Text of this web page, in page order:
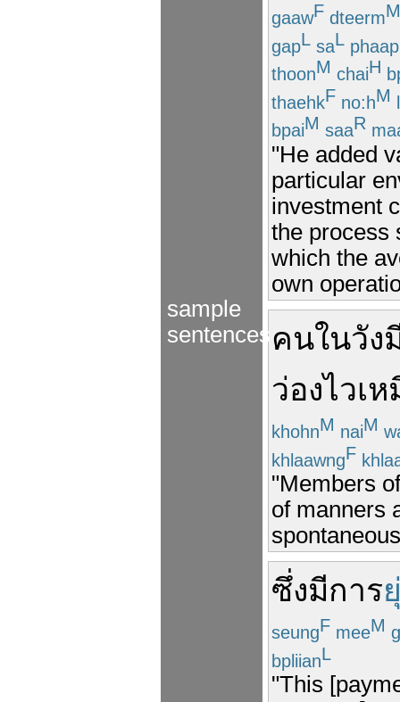
sample
sentences
gaawF dteermM
gapL saL phaap
thoonM chaiH
thaehkF no:hM
bpaiM saaR
"He added
particular
investment
the process
which the
own
คนในวัง
ว่องไวเ
khohnM naiM
khlaawngF
"Members
of manners
ซึ่งมีการ
seungF meeM
bpliianL
"This